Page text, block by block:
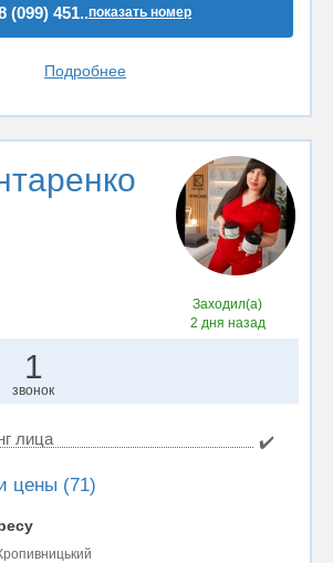
(099) 451..показать номер
Подробнее
Заходил(а)
2 дня назад
1
звонок
лица ✔️
цены (71)